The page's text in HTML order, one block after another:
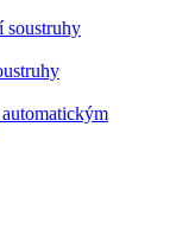
soustruhy